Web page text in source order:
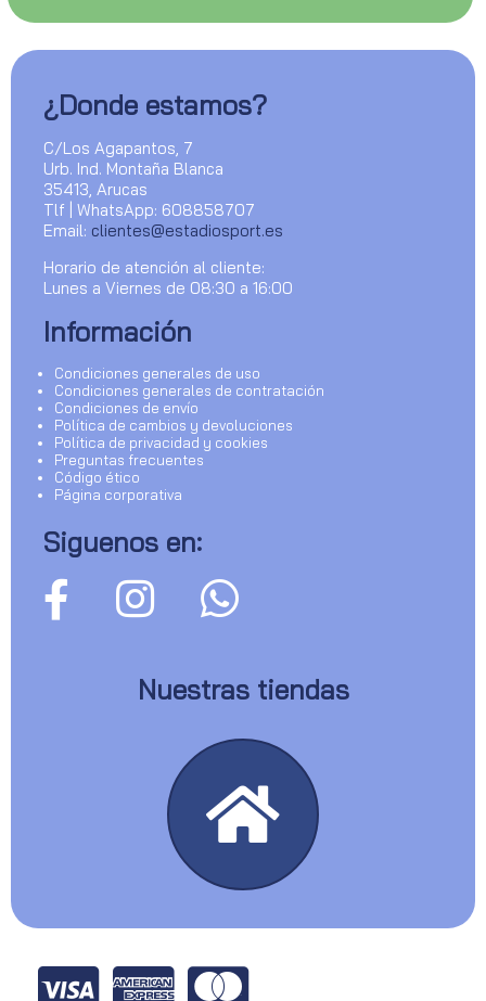
¿Donde estamos?
C/Los Agapantos, 7
Urb. Ind. Montaña Blanca
35413, Arucas
Tlf | WhatsApp: 608858707
Email: clientes@estadiosport.es
Horario de atención al cliente:
Lunes a Viernes de 08:30 a 16:00
Información
Condiciones generales de uso
Condiciones generales de contratación
Condiciones de envío
Política de cambios y devoluciones
Política de privacidad y cookies
Preguntas frecuentes
Código ético
Página corporativa
Siguenos en:
Nuestras tiendas